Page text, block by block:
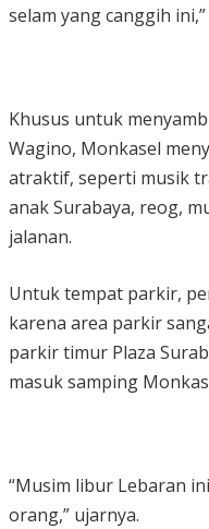
selam yang canggih
Khusus untuk
Wagino, Monkasel
atraktif, seperti musik
anak Surabaya, reog,
jalanan.
Untuk tempat parkir,
karena area parkir
parkir timur Plaza
masuk samping
“Musim libur Lebaran
orang,” ujarnya.